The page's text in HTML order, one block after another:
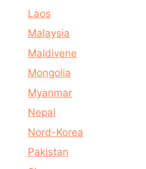
Laos
Malaysia
Maldivene
Mongolia
Myanmar
Nepal
Nord-Korea
Pakistan